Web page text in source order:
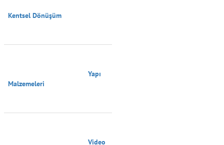
Kentsel Dönüşüm
Malzemeleri